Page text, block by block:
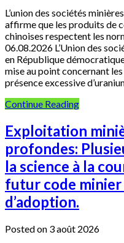
L’union des sociétés
affirme que les produits de
chinoises respectent les
06.08.2026 L’Union des
en République
mise au point concernant
présence excessive
Continue Reading
Exploitation
profondes:
la science à la
futur code minier
d’adoption.
Posted on 3 août 2026